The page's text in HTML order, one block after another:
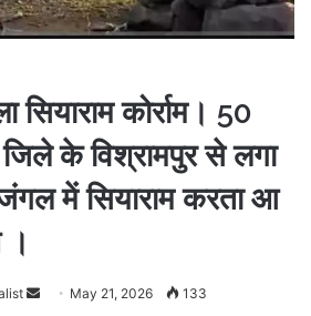
सियाराम कोर्राम। 50
के विश्रामपुर से लगा
में सियाराम करता आ
।
Send May 21, 2026 133